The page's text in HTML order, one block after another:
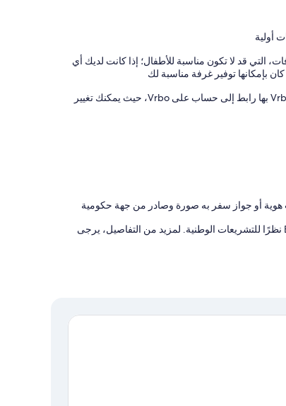
أولية
التي قد لا تكون مناسبة للأطفال؛ إذا كانت لديك أي
بإمكانها توفير غرفة مناسبة لك
يدير هذه المنشأة الفندقية شريكنا، Vrbo. ستتلقى رسالة بريد إلكتروني من موقع Vrbo بها رابط إلى حساب على Vrbo، حيث يمكنك تغيير
هوية أو جواز سفر به صورة وصادر من جهة حكومية
لا يمكن أن تتعدى قيمة أي معاملات نقدية في هذه المنشأة الفندقية مبلغ EUR 5000 نظرًا للتشريعات الوطنية. لمزيد من التفاصيل، يرجى